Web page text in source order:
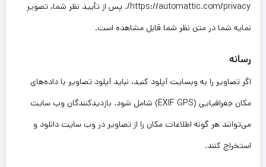
https://automattic.com/privacy/. پس از تأیید نظر شما، تصویر
نمایه شما در متن نظر شما قابل مشاهده است.
رسانه
اگر تصاویر را به وبسایت آپلود کنید، نباید آپلود تصاویر با داده‌های
مکان جغرافیایی (EXIF GPS) شامل شود. بازدیدکنندگان وب سایت
می‌توانند هر گونه اطلاعات مکان را از تصاویر در وب سایت دانلود و
استخراج کنند.